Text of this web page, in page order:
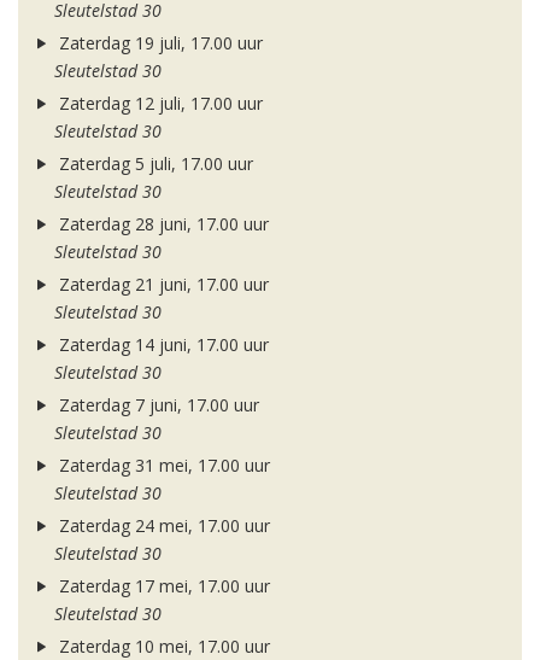
Sleutelstad 30
Zaterdag 19 juli, 17.00 uur
Sleutelstad 30
Zaterdag 12 juli, 17.00 uur
Sleutelstad 30
Zaterdag 5 juli, 17.00 uur
Sleutelstad 30
Zaterdag 28 juni, 17.00 uur
Sleutelstad 30
Zaterdag 21 juni, 17.00 uur
Sleutelstad 30
Zaterdag 14 juni, 17.00 uur
Sleutelstad 30
Zaterdag 7 juni, 17.00 uur
Sleutelstad 30
Zaterdag 31 mei, 17.00 uur
Sleutelstad 30
Zaterdag 24 mei, 17.00 uur
Sleutelstad 30
Zaterdag 17 mei, 17.00 uur
Sleutelstad 30
Zaterdag 10 mei, 17.00 uur